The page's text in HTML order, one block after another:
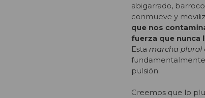
abigarrado,
conmueve y
que nos
fuerza que nunca
Esta marcha plural
pulsión.
Creemos que lo